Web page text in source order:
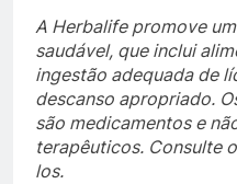
A Herbalife promove
saudável, que inclui
ingestão adequada de
descanso apropriado.
são medicamentos e
terapêuticos. Consulte
los.